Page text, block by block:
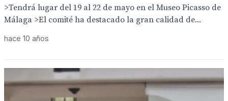
>Tendrá lugar del 19 al 22 de mayo en el Museo Picasso de
Málaga >El comité ha destacado la gran calidad de...
hace 10 años